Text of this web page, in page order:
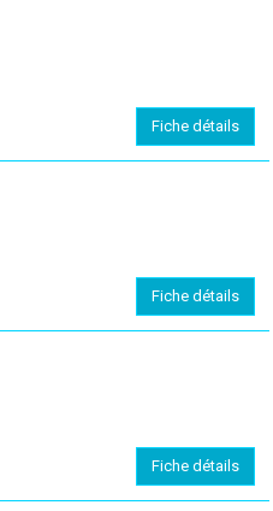
Fiche détails
Fiche détails
Fiche détails